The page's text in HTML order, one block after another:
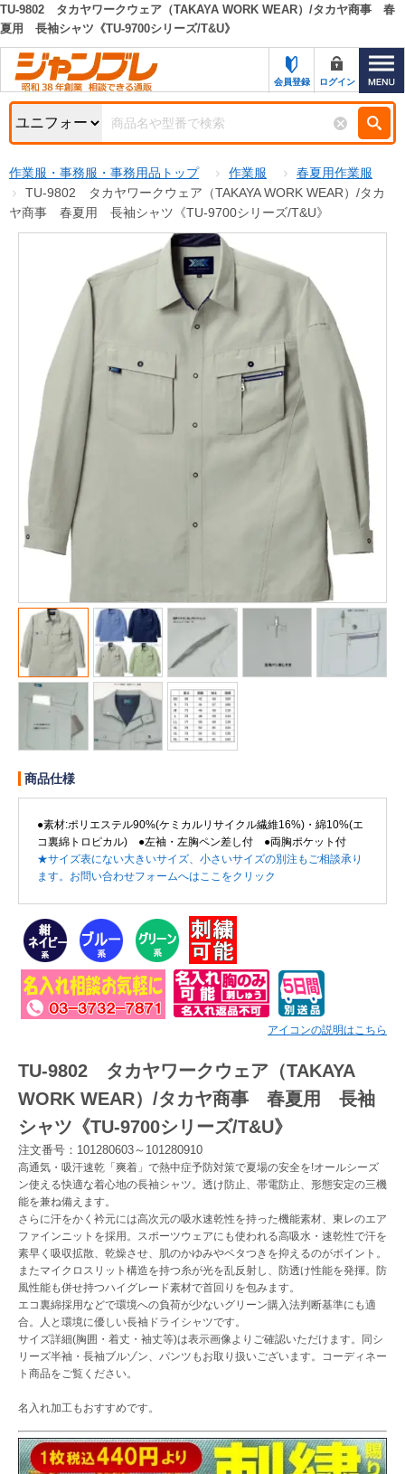
カテゴリー一覧
お知らせ
お問い合わせ
サポート＆ヘルプ
FAX注文用紙の印刷
新規登録キャンペーン
カタログ請求（無料）
デジタルカタログ
クイックオーダー
（注文番号からご注文）
Myページ 見積書 お気に入り
キーワード検索
検索
検索条件
商品カテゴリから選ぶ
商品ステータスで絞る
キャンペーン
おすすめ
NEW
売れ筋
オリジナル
処分品
販売終了
販売価格(税抜き)で絞る
TU-9802 タカヤワークウェア（TAKAYA WORK WEAR）/タカヤ商事 春
夏用 長袖シャツ《TU-9700シリーズ/T&U》
会員登録 ログイン
作業服・事務服・事務用品トップ 作業服
春夏用作業服
TU-9802 タカヤワークウェア（TAKAYA WORK WEAR）/タカ
ヤ商事 春夏用 長袖シャツ《TU-9700シリーズ/T&U》
商品仕様
●素材:ポリエステル90%(ケミカルリサイクル繊維16%)・綿10%(エ
コ裏綿トロピカル) ●左袖・左胸ペン差し付 ●両胸ポケット付
★サイズ表にない大きいサイズ、小さいサイズの別注もご相談承り
ます。お問い合わせフォームへはここをクリック
アイコンの説明はこちら
TU-9802 タカヤワークウェア（TAKAYA
WORK WEAR）/タカヤ商事 春夏用 長袖
シャツ《TU-9700シリーズ/T&U》
注文番号：101280603～101280910
高通気・吸汗速乾「爽着」で熱中症予防対策で夏場の安全を!オールシーズ
ン使える快適な着心地の長袖シャツ。透け防止、帯電防止、形態安定の三機
能を兼ね備えます。
さらに汗をかく衿元には高次元の吸水速乾性を持った機能素材、東レのエア
ファインニットを採用。スポーツウェアにも使われる高吸水・速乾性で汗を
素早く吸収拡散、乾燥させ、肌のかゆみやベタつきを抑えるのがポイント。
またマイクロスリット構造を持つ糸が光を乱反射し、防透け性能を発揮。防
風性能も併せ持つハイグレード素材で首回りを包みます。
エコ裏綿採用などで環境への負荷が少ないグリーン購入法判断基準にも適
合。人と環境に優しい長袖ドライシャツです。
サイズ詳細(胸囲・着丈・袖丈等)は表示画像よりご確認いただけます。同シ
リーズ半袖・長袖ブルゾン、パンツもお取り扱いございます。コーディネー
ト商品をご覧ください。
名入れ加工もおすすめです。